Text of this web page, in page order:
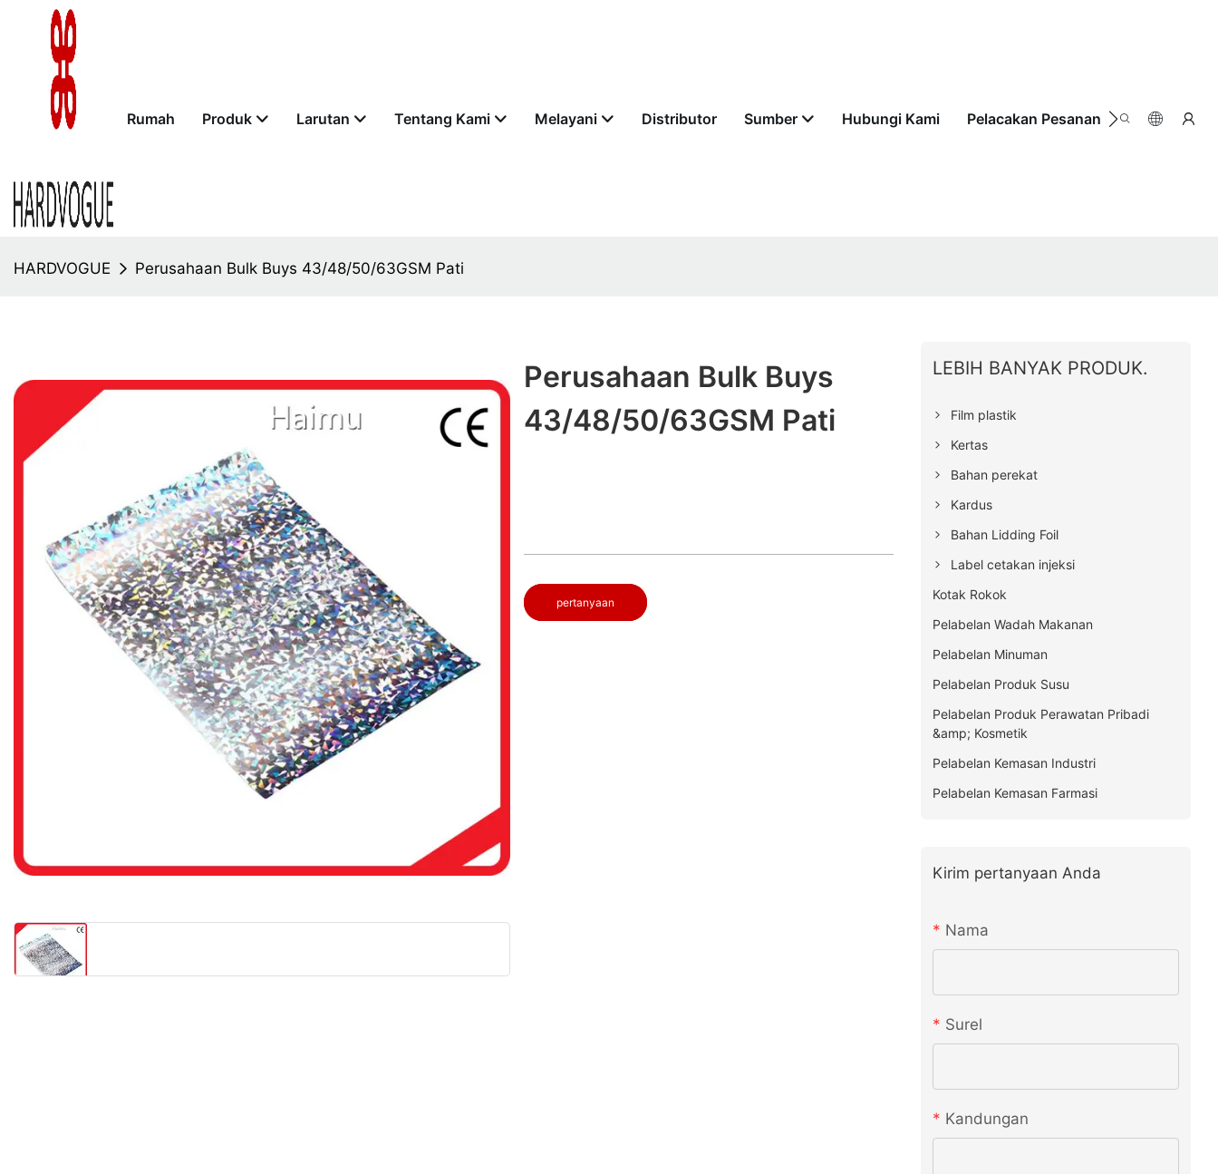
Rumah Produk Larutan Tentang Kami Melayani Distributor Sumber Hubungi Kami Pelacakan Pesanan
HARDVOGUE Perusahaan Bulk Buys 43/48/50/63GSM Pati
Perusahaan Bulk Buys
43/48/50/63GSM Pati
pertanyaan
LEBIH BANYAK PRODUK.
Film plastik
Kertas
Bahan perekat
Kardus
Bahan Lidding Foil
Label cetakan injeksi
Kotak Rokok
Pelabelan Wadah Makanan
Pelabelan Minuman
Pelabelan Produk Susu
Pelabelan Produk Perawatan Pribadi
&amp; Kosmetik
Pelabelan Kemasan Industri
Pelabelan Kemasan Farmasi
Kirim pertanyaan Anda
Nama
Surel
Kandungan